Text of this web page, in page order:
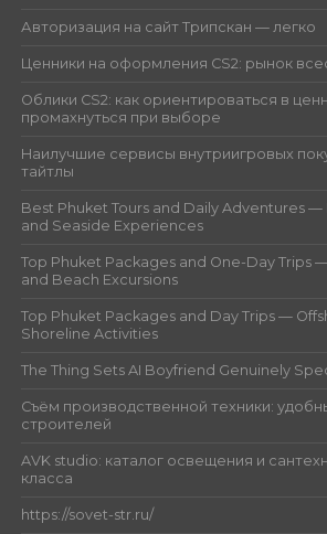
Авторизация на сайт Трипскан — легко
Ценники на оформления CS2: рынок
Облики CS2: как ориентироваться в
промахнуться при выборе
Наилучшие сервисы внутриигровых
тайтлы
Best Phuket Tours and Daily Adventures —
and Seaside Experiences
Top Phuket Packages and One-Day Trips
and Beach Excursions
Top Phuket Packages and Day Trips —
Shoreline Activities
The Thing Sets AI Boyfriend Genuinely
Съём производственной техники:
строителей
AVK studio: каталог освещения и
класса
https://sovet-str.ru/